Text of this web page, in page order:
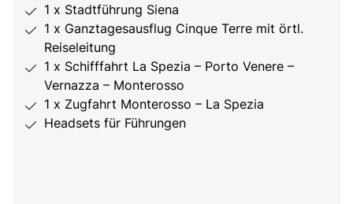
1 x Stadtführung Siena
1 x Ganztagesausflug Cinque Terre mit örtl.
Reiseleitung
1 x Schifffahrt La Spezia – Porto Venere –
Vernazza – Monterosso
1 x Zugfahrt Monterosso – La Spezia
Headsets für Führungen